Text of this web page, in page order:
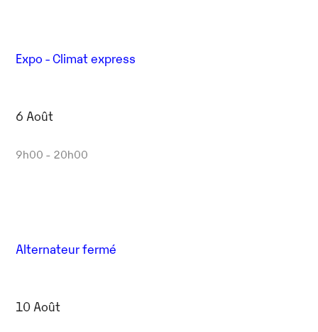
Expo - Climat express
6 Août
9h00 - 20h00
Alternateur fermé
10 Août